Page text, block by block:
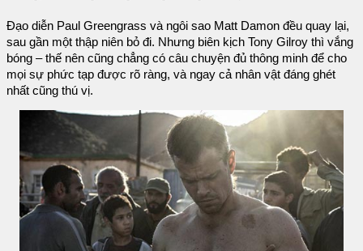
Đạo diễn Paul Greengrass và ngôi sao Matt Damon đều quay lại,
sau gần một thập niên bỏ đi. Nhưng biên kịch Tony Gilroy thì vắng
bóng – thế nên cũng chẳng có câu chuyện đủ thông minh để cho
mọi sự phức tạp được rõ ràng, và ngay cả nhân vật đáng ghét
nhất cũng thú vị.